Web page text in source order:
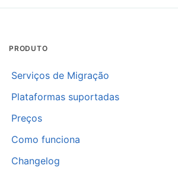
PRODUTO
Serviços de Migração
Plataformas suportadas
Preços
Como funciona
Changelog